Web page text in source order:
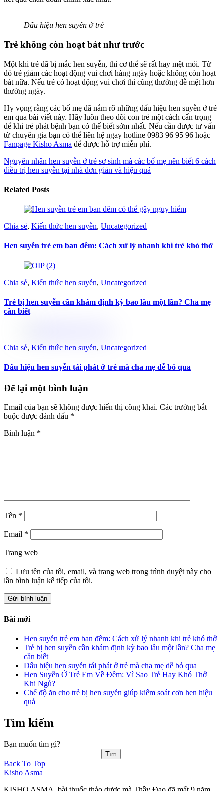
Dấu hiệu hen suyễn ở trẻ
Trẻ không còn hoạt bát như trước
Một khi trẻ đã bị mắc hen suyễn, thì cơ thể sẽ rất hay mệt mỏi. Từ
đó trẻ giảm các hoạt động vui chơi hàng ngày hoặc không còn hoạt
bát nữa. Nếu trẻ có hoạt động vui chơi thì cũng thường dễ mệt hơn
thường ngày.
Hy vọng rằng các bố mẹ đã nắm rõ những dấu hiệu hen suyễn ở trẻ
em qua bài viết này. Hãy luôn theo dõi con trẻ một cách cẩn trọng
để khi trẻ phát bệnh bạn có thể biết sớm nhất. Nếu cần được tư vấn
từ chuyên gia bạn có thể liên hệ ngay hotline 0983 96 95 96 hoặc
Fanpage Kisho Asma để được hỗ trợ miễn phí.
Nguyên nhân hen suyễn ở trẻ sơ sinh mà các bố mẹ nên biết 6 cách
điều trị hen suyễn tại nhà đơn giản và hiệu quả
Related Posts
Chia sẻ, Kiến thức hen suyễn, Uncategorized
Hen suyễn trẻ em ban đêm: Cách xử lý nhanh khi trẻ khó thở
Chia sẻ, Kiến thức hen suyễn, Uncategorized
Trẻ bị hen suyễn cần khám định kỳ bao lâu một lần? Cha mẹ
cần biết
Chia sẻ, Kiến thức hen suyễn, Uncategorized
Dấu hiệu hen suyễn tái phát ở trẻ mà cha mẹ dễ bỏ qua
Để lại một bình luận
Email của bạn sẽ không được hiển thị công khai. Các trường bắt
buộc được đánh dấu *
Bình luận *
Tên *
Email *
Trang web
Lưu tên của tôi, email, và trang web trong trình duyệt này cho
lần bình luận kế tiếp của tôi.
Bài mới
Hen suyễn trẻ em ban đêm: Cách xử lý nhanh khi trẻ khó thở
Trẻ bị hen suyễn cần khám định kỳ bao lâu một lần? Cha mẹ
cần biết
Dấu hiệu hen suyễn tái phát ở trẻ mà cha mẹ dễ bỏ qua
Hen Suyễn Ở Trẻ Em Về Đêm: Vì Sao Trẻ Hay Khó Thở
Khi Ngủ?
Chế độ ăn cho trẻ bị hen suyễn giúp kiểm soát cơn hen hiệu
quả
Tìm kiếm
Bạn muốn tìm gì?
Tìm
Back To Top
Kisho Asma
KISHO ASMA, bài thuốc thảo dược mà Thầy Đạo đã mất 9 năm